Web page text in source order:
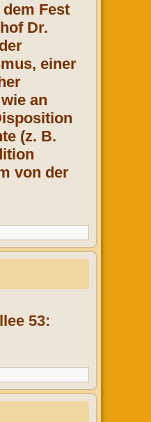
Fest
Dr.
einer
an
(z. B.
von der
53: